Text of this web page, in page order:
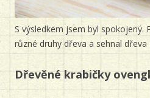
S výsledkem jsem byl spokojený.
různé druhy dřeva a sehnal dřeva
Dřevěné krabičky